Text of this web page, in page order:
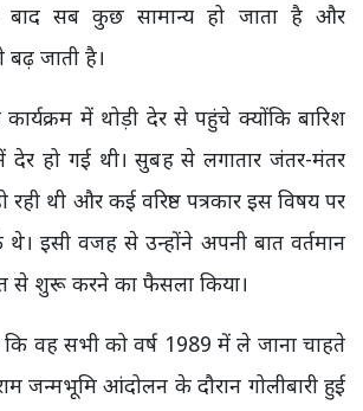
सब कुछ सामान्य हो जाता है और
बढ़ जाती है।
में थोड़ी देर से पहुंचे क्योंकि बारिश
हो गई थी। सुबह से लगातार जंतर-मंतर
रही थी और कई वरिष्ठ पत्रकार इस विषय पर
इसी वजह से उन्होंने अपनी बात वर्तमान
से शुरू करने का फैसला किया।
कि वह सभी को वर्ष 1989 में ले जाना चाहते
जन्मभूमि आंदोलन के दौरान गोलीबारी हुई